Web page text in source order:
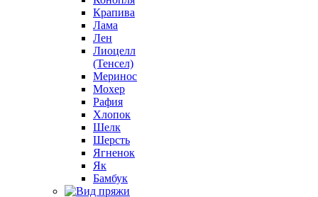
Крапива
Лама
Лен
Лиоцелл
(Тенсел)
Меринос
Мохер
Рафия
Хлопок
Шелк
Шерсть
Ягненок
Як
Бамбук